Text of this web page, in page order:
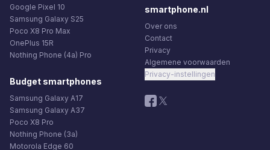
Google Pixel 10
Samsung Galaxy S25
Poco X8 Pro Max
OnePlus 15R
Nothing Phone (4a) Pro
Budget smartphones
Samsung Galaxy A17
Samsung Galaxy A37
Poco X8 Pro
Nothing Phone (3a)
Motorola Edge 60
smartphone.nl
Over ons
Contact
Privacy
Algemene voorwaarden
Privacy-instellingen